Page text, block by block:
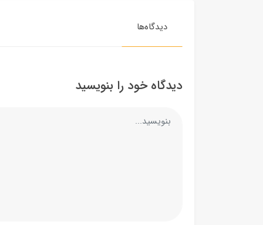
دیدگاه‌ها
دیدگاه خود را بنویسید